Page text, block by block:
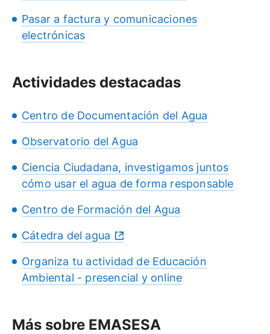
Pasar a factura y comunicaciones
electrónicas
Actividades destacadas
Centro de Documentación del Agua
Observatorio del Agua
Ciencia Ciudadana, investigamos juntos
cómo usar el agua de forma responsable
Centro de Formación del Agua
Cátedra del agua
Organiza tu actividad de Educación
Ambiental - presencial y online
Más sobre EMASESA